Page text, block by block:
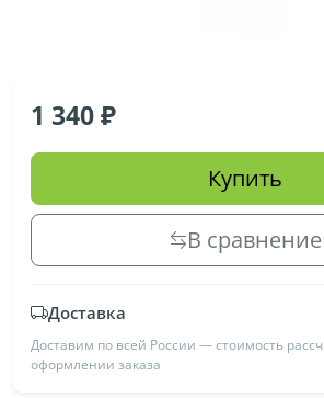
1 340
Купить
В сравнение
Доставка
Доставим по всей России — стоимость
оформлении заказа